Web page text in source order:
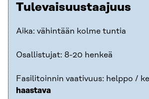
Tulevaisuustaajuus
Aika: vähintään kolme tuntia
Osallistujat: 8-20 henkeä
Fasilitoinnin vaativuus: helppo /
haastava